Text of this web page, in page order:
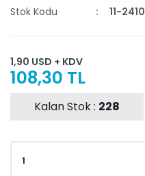
Stok Kodu
11-2410
1,90 USD + KDV
108,30 TL
Kalan Stok : 228